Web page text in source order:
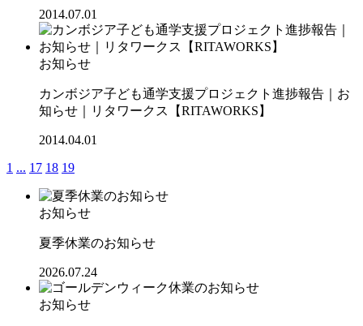
2014.07.01
お知らせ
カンボジア子ども通学支援プロジェクト進捗報告｜お
知らせ｜リタワークス【RITAWORKS】
2014.04.01
1 ... 17 18 19
お知らせ
夏季休業のお知らせ
2026.07.24
お知らせ